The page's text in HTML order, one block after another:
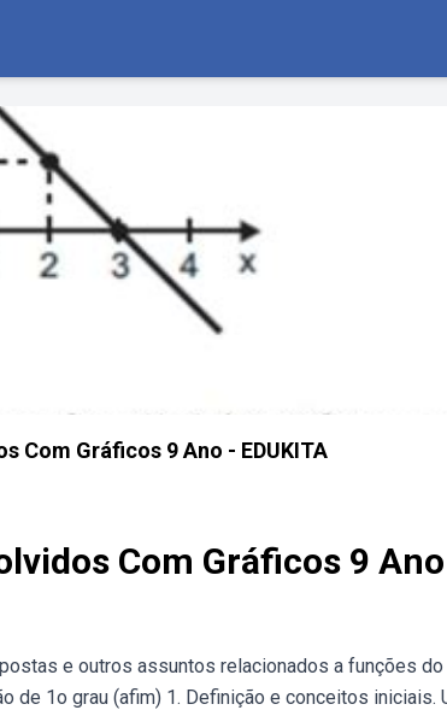
Com Gráficos 9 Ano - EDUKITA
Com Gráficos 9 Ano
e outros assuntos relacionados a funções do
de 1o grau (afim) 1. Definição e conceitos iniciais.